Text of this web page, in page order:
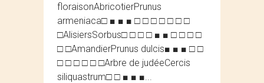
floraisonAbricotierPrunus
armeniaca□ ■ ■ ■ □ □ □ □ □ □ □
□AlisiersSorbus□ □ □ □ ■ ■ □ □ □ □
□ □AmandierPrunus dulcis■ ■ ■ □ □
□ □ □ □ □ □Arbre de judéeCercis
siliquastrum□ □ ■ ■ ■...